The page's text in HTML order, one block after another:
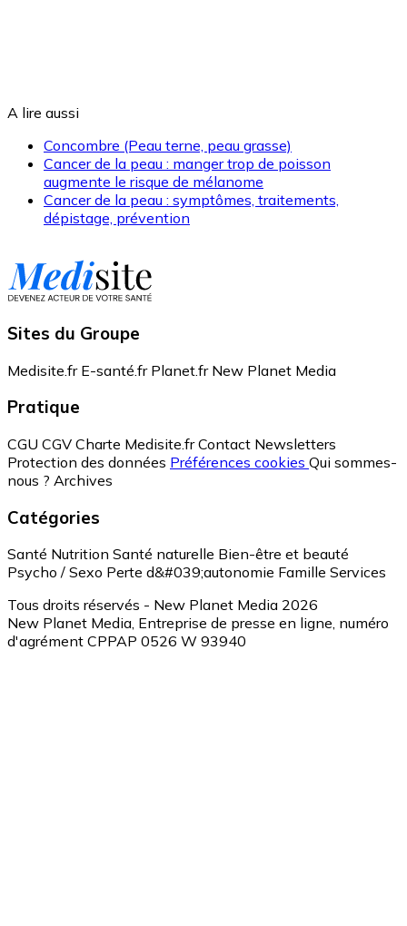
A lire aussi
Concombre (Peau terne, peau grasse)
Cancer de la peau : manger trop de poisson
augmente le risque de mélanome
Cancer de la peau : symptômes, traitements,
dépistage, prévention
Sites du Groupe
Medisite.fr E-santé.fr Planet.fr New Planet Media
Pratique
CGU CGV Charte Medisite.fr Contact Newsletters
Protection des données Préférences cookies Qui sommes-
nous ? Archives
Catégories
Santé Nutrition Santé naturelle Bien-être et beauté
Psycho / Sexo Perte d&#039;autonomie Famille Services
Tous droits réservés - New Planet Media 2026
New Planet Media, Entreprise de presse en ligne, numéro
d'agrément CPPAP 0526 W 93940